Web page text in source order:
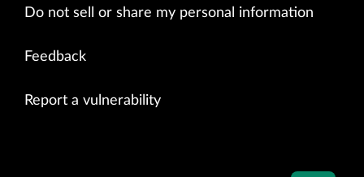
Do not sell or share my personal information
Feedback
Report a vulnerability